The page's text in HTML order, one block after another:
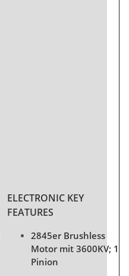
ELECTRONIC KEY
FEATURES
2845er Brushless
Motor mit 3600KV; 16T
Pinion